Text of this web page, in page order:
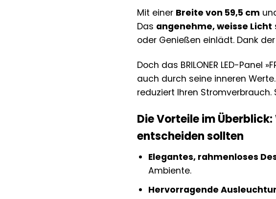
Mit einer Breite von 59,5 cm
Das angenehme, weisse Licht
oder Genießen einlädt. Dank der
Doch das BRILONER LED-Panel
auch durch seine inneren
reduziert Ihren
Die Vorteile im Überblick:
entscheiden sollten
Elegantes, rahmenloses
Ambiente.
Hervorragende